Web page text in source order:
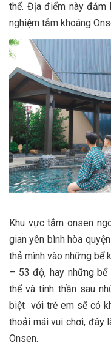
thể. Địa điểm này đảm
nghiệm tắm khoáng
Khu vực tắm onsen
gian yên bình hòa
thả mình vào những bể
– 53 độ, hay những
thể và tinh thần sau
biệt với trẻ em sẽ có
thoải mái vui chơi, đây
Onsen.